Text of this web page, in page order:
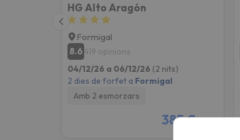
HG Alto Aragón
Formigal
8.6419 opinions
04/12/26 a 06/12/26 (2 nits)
2 dies de forfet a Formigal
Amb 2 esmorzars
385 €/pers.